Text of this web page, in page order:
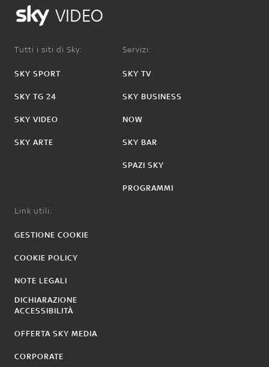
VIDEO
Tutti i siti di Sky:
SKY SPORT
SKY TG 24
SKY VIDEO
SKY ARTE
Servizi:
SKY TV
SKY BUSINESS
NOW
SKY BAR
SPAZI SKY
PROGRAMMI
Link utili:
GESTIONE COOKIE
COOKIE POLICY
NOTE LEGALI
DICHIARAZIONE
ACCESSIBILITÀ
OFFERTA SKY MEDIA
CORPORATE